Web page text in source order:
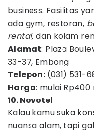
business. Fasilitas
ada gym, restoran,
rental, dan kolam
Alamat: Plaza
33-37, Embong
Telepon: (031) 531-
Harga: mulai Rp400
10. Novotel
Kalau kamu suka
nuansa alam, tapi